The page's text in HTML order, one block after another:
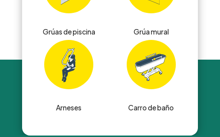
Grúas de piscina Grúa mural
Arneses Carro de baño